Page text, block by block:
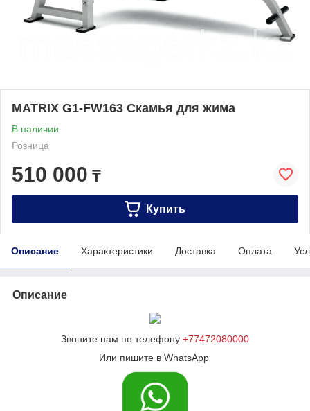
MATRIX G1-FW163 Скамья для жима
В наличии
Розница
510 000 ₸
Купить
Описание Характеристики Доставка Оплата
Описание
Звоните нам по телефону +77472080000
Или пишите в WhatsApp